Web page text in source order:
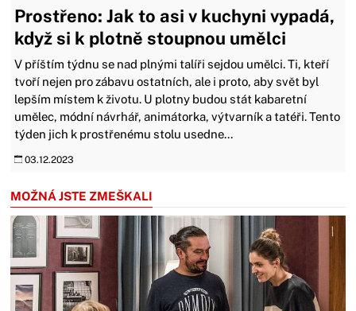
Prostřeno: Jak to asi v kuchyni vypadá,
když si k plotně stoupnou umělci
V příštím týdnu se nad plnými talíři sejdou umělci. Ti, kteří
tvoří nejen pro zábavu ostatních, ale i proto, aby svět byl
lepším místem k životu. U plotny budou stát kabaretní
umělec, módní návrhář, animátorka, výtvarník a tatéři. Tento
týden jich k prostřenému stolu usedne...
03.12.2023
MOŽNÁ JSTE ZMEŠKALI